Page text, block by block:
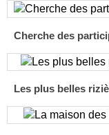
Cherche des
Les plus belles